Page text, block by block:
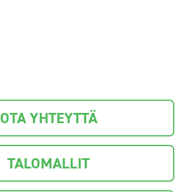
OTA YHTEYTTÄ
TALOMALLIT